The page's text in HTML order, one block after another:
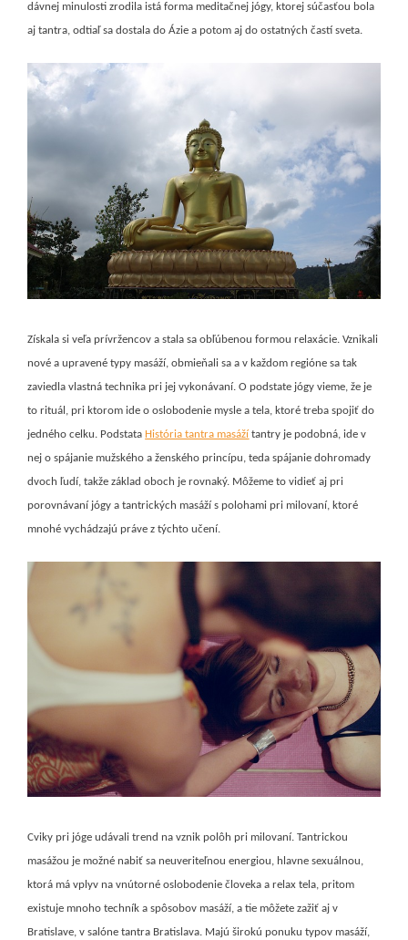
dávnej minulosti zrodila istá forma meditačnej jógy, ktorej súčasťou bola
aj tantra, odtiaľ sa dostala do Ázie a potom aj do ostatných častí sveta.
Získala si veľa prívržencov a stala sa obľúbenou formou relaxácie. Vznikali
nové a upravené typy masáží, obmieňali sa a v každom regióne sa tak
zaviedla vlastná technika pri jej vykonávaní. O podstate jógy vieme, že je
to rituál, pri ktorom ide o oslobodenie mysle a tela, ktoré treba spojiť do
jedného celku. PodstataHistória tantra masážítantry je podobná, ide v
nej o spájanie mužského a ženského princípu, teda spájanie dohromady
dvoch ľudí, takže základ oboch je rovnaký. Môžeme to vidieť aj pri
porovnávaní jógy a tantrických masáží s polohami pri milovaní, ktoré
mnohé vychádzajú práve z týchto učení.
Cviky pri jóge udávali trend na vznik polôh pri milovaní. Tantrickou
masážou je možné nabiť sa neuveriteľnou energiou, hlavne sexuálnou,
ktorá má vplyv na vnútorné oslobodenie človeka a relax tela, pritom
existuje mnoho techník a spôsobov masáží, a tie môžete zažiť aj v
Bratislave, v salóne tantra Bratislava. Majú širokú ponuku typov masáží,